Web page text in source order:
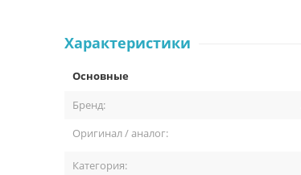
Упаковка.
Характеристики
Основные
Бренд:
Оригинал / аналог:
Категория: